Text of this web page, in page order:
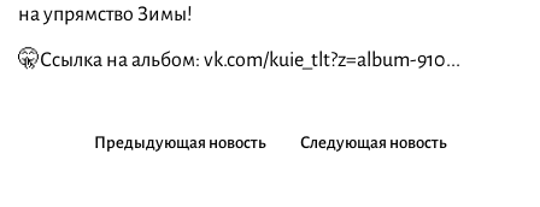
на упрямство Зимы!
🤫Ссылка на альбом: vk.com/kuie_tlt?z=album-910...
Предыдующая новость Следующая новость